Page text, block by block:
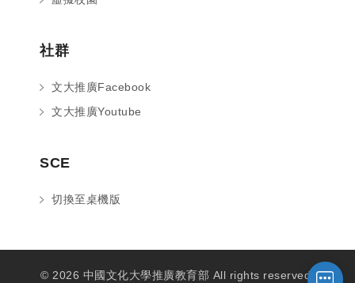
社群
文大推廣Facebook
文大推廣Youtube
SCE
切換至桌機版
© 2026 中國文化大學推廣教育部 All rights reserved.